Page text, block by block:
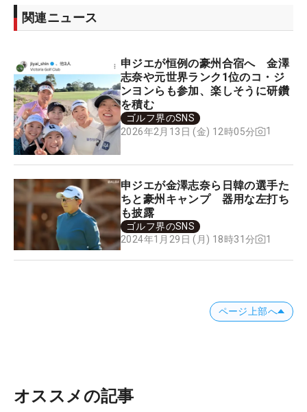
関連ニュース
申ジエが恒例の豪州合宿へ 金澤
志奈や元世界ランク1位のコ・ジ
ンヨンらも参加、楽しそうに研鑽
を積む
ゴルフ界のSNS
2026年2月13日 (金) 12時05分
1
申ジエが金澤志奈ら日韓の選手た
ちと豪州キャンプ 器用な左打ち
も披露
ゴルフ界のSNS
2024年1月29日 (月) 18時31分
1
ページ上部へ
オススメの記事